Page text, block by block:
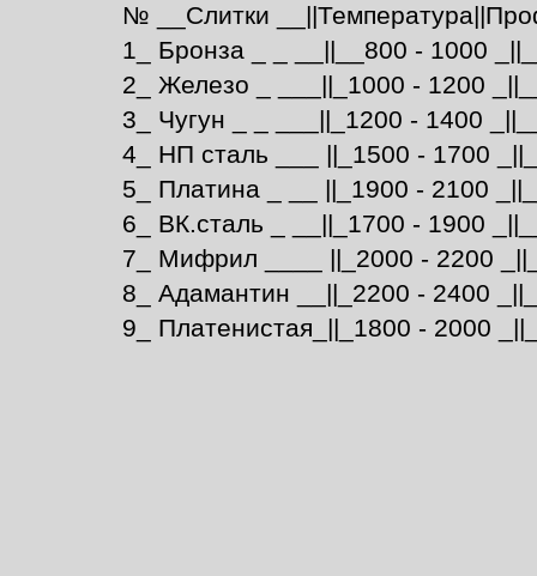
№ __Слитки
1_ Бронза _ _ __||__800 - 1000
2_ Железо _ ___||_1000 - 1200
3_ Чугун _ _ ___||_1200 - 1400
4_ НП сталь ___ ||_1500 - 1700
5_ Платина _ __ ||_1900 - 2100
6_ ВК.сталь _ __||_1700 - 1900
7_ Мифрил ____ ||_2000 - 2200
8_ Адамантин __||_2200 - 2400
9_ Платенистая_||_1800 - 2000